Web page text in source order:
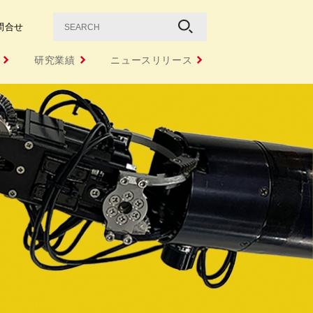
合せ
研究業績 ニュースリリース